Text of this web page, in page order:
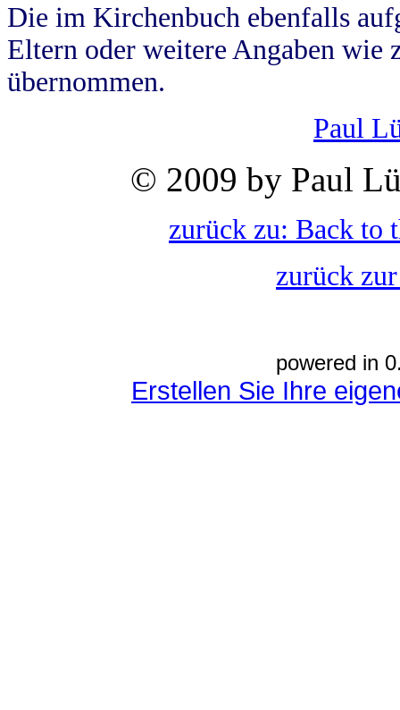
Die im Kirchenbuch ebenfalls
Eltern oder weitere Angaben wie
übernommen.
Paul
© 2009 by Paul
zurück zu: Back to
zurück
powered in
Erstellen Sie Ihre